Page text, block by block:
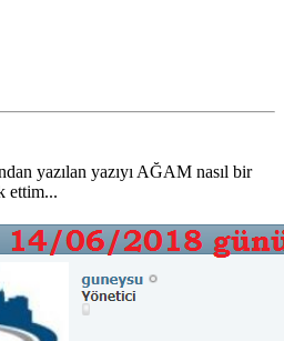
yazılan yazıyı AĞAM nasıl bir
ettim...